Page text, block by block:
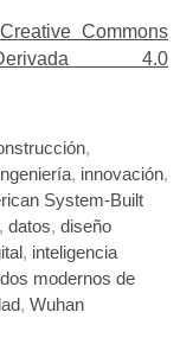
Commons
4.0
,
, innovación,
System-Built
, datos, diseño
, inteligencia
modernos de
, Wuhan